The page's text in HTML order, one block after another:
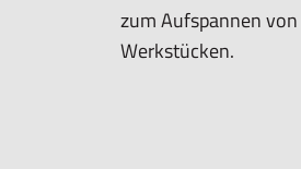
zum Aufspannen
Werkstücken.